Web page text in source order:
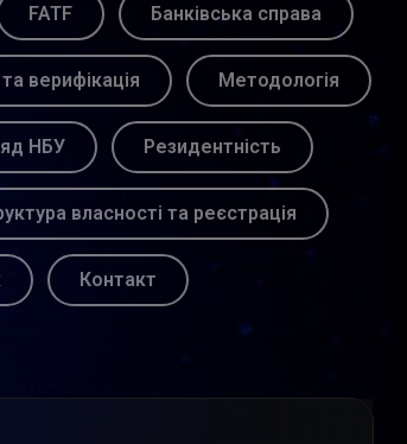
FATF Банківська справа
верифікація Методологія
НБУ Резидентність
власності та реєстрація
Контакт